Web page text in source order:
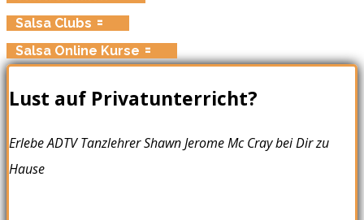
Salsa Clubs
Salsa Online Kurse
Lust auf Privatunterricht?
Erlebe ADTV Tanzlehrer Shawn Jerome Mc Cray bei Dir zu
Hause